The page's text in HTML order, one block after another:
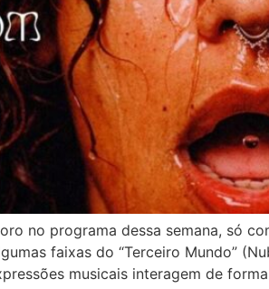
no programa dessa semana, só
faixas do “Terceiro Mundo”
musicais interagem de